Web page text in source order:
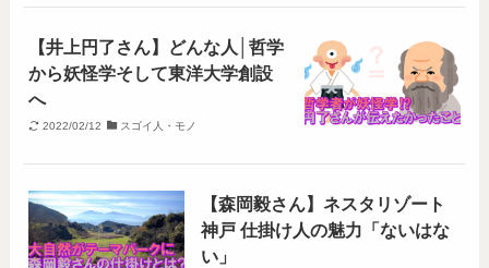
【井上円了さん】どんな人│哲学
から妖怪学そして東洋大学創設
へ
2022/02/12 スゴイ人・モノ
【森岡毅さん】ネスタリゾート
神戸 仕掛け人の魅力「ないはな
い」